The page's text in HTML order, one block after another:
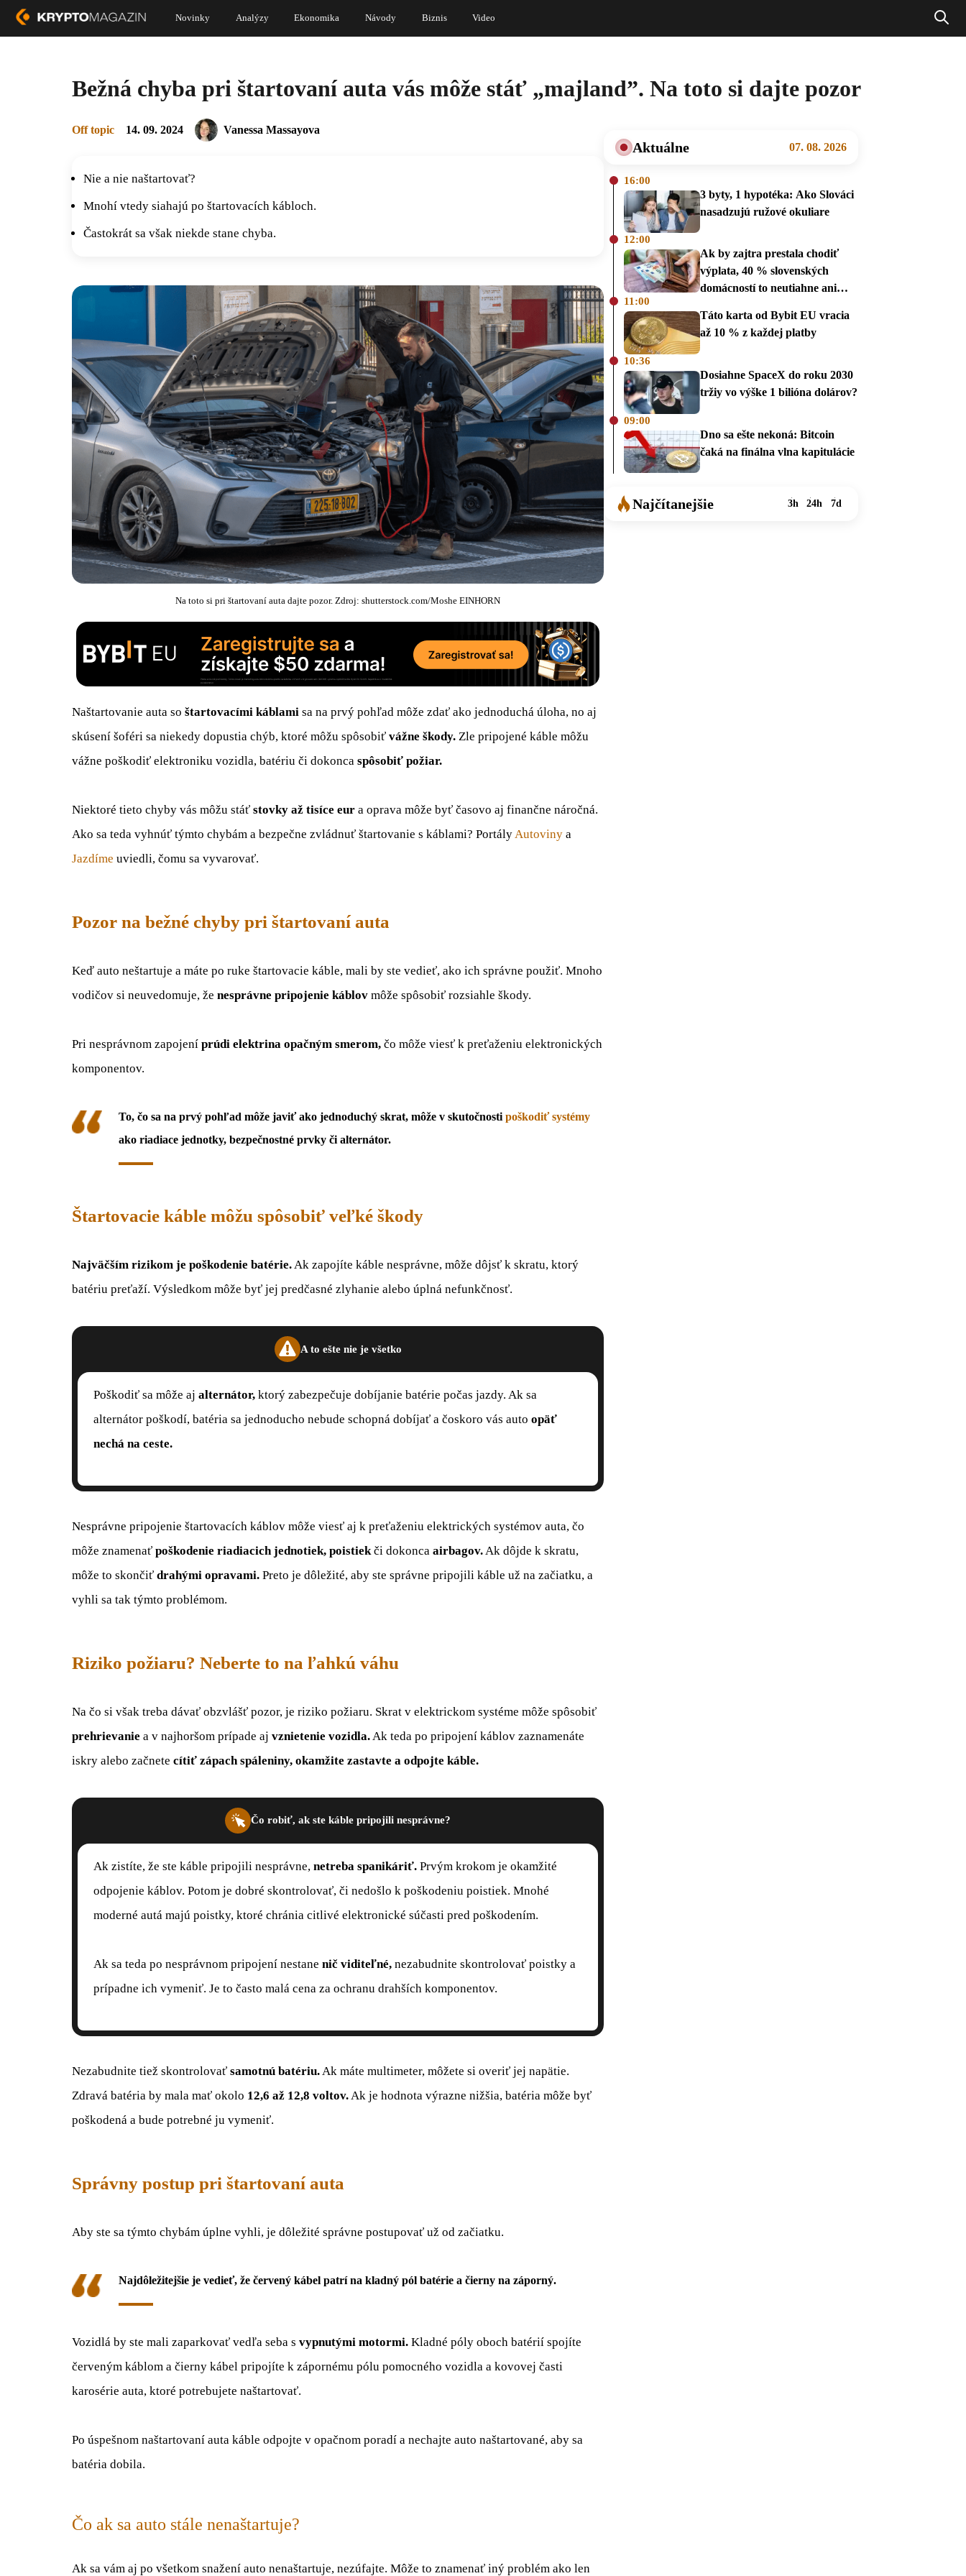
Novinky Analýzy Ekonomika Návody Biznis Video
Bežná chyba pri štartovaní auta vás môže stáť „majland”. Na toto si dajte pozor
Off topic 14. 09. 2024 Vanessa Massayova
Nie a nie naštartovať?
Mnohí vtedy siahajú po štartovacích kábloch.
Častokrát sa však niekde stane chyba.
Na toto si pri štartovaní auta dajte pozor. Zdroj: shutterstock.com/Moshe EINHORN
Naštartovanie auta so štartovacími káblami sa na prvý pohľad môže zdať ako jednoduchá úloha, no aj
skúsení šoféri sa niekedy dopustia chýb, ktoré môžu spôsobiť vážne škody. Zle pripojené káble môžu
vážne poškodiť elektroniku vozidla, batériu či dokonca spôsobiť požiar.
Niektoré tieto chyby vás môžu stáť stovky až tisíce eur a oprava môže byť časovo aj finančne náročná.
Ako sa teda vyhnúť týmto chybám a bezpečne zvládnuť štartovanie s káblami? PortályAutoviny a
Jazdíme uviedli, čomu sa vyvarovať.
Pozor na bežné chyby pri štartovaní auta
Keď auto neštartuje a máte po ruke štartovacie káble, mali by ste vedieť, ako ich správne použiť. Mnoho
vodičov si neuvedomuje, že nesprávne pripojenie káblov môže spôsobiť rozsiahle škody.
Pri nesprávnom zapojení prúdi elektrina opačným smerom, čo môže viesť k preťaženiu elektronických
komponentov.
To, čo sa na prvý pohľad môže javiť ako jednoduchý skrat, môže v skutočnosti poškodiť systémy
ako riadiace jednotky, bezpečnostné prvky či alternátor.
Štartovacie káble môžu spôsobiť veľké škody
Najväčším rizikom je poškodenie batérie.Ak zapojíte káble nesprávne, môže dôjsť k skratu, ktorý
batériu preťaží. Výsledkom môže byť jej predčasné zlyhanie alebo úplná nefunkčnosť.
A to ešte nie je všetko
Poškodiť sa môže aj alternátor, ktorý zabezpečuje dobíjanie batérie počas jazdy. Ak sa
alternátor poškodí, batéria sa jednoducho nebude schopná dobíjať a čoskoro vás auto opäť
nechá na ceste.
Nesprávne pripojenie štartovacích káblov môže viesť aj k preťaženiu elektrických systémov auta, čo
môže znamenať poškodenie riadiacich jednotiek, poistiekči dokonca airbagov.Ak dôjde k skratu,
môže to skončiť drahými opravami. Preto je dôležité, aby ste správne pripojili káble už na začiatku, a
vyhli sa tak týmto problémom.
Riziko požiaru? Neberte to na ľahkú váhu
Na čo si však treba dávať obzvlášť pozor, je riziko požiaru. Skrat v elektrickom systéme môže spôsobiť
prehrievanie a v najhoršom prípade aj vznietenie vozidla.Ak teda po pripojení káblov zaznamenáte
iskry alebo začnete cítiť zápach spáleniny, okamžite zastavte a odpojte káble.
Čo robiť, ak ste káble pripojili nesprávne?
Ak zistíte, že ste káble pripojili nesprávne, netreba spanikáriť. Prvým krokom je okamžité
odpojenie káblov. Potom je dobré skontrolovať, či nedošlo k poškodeniu poistiek. Mnohé
moderné autá majú poistky, ktoré chránia citlivé elektronické súčasti pred poškodením.
Ak sa teda po nesprávnom pripojení nestane nič viditeľné, nezabudnite skontrolovať poistky a
prípadne ich vymeniť. Je to často malá cena za ochranu drahších komponentov.
Nezabudnite tiež skontrolovať samotnú batériu.Ak máte multimeter, môžete si overiť jej napätie.
Zdravá batéria by mala mať okolo 12,6 až 12,8 voltov.Ak je hodnota výrazne nižšia, batéria môže byť
poškodená a bude potrebné ju vymeniť.
Správny postup pri štartovaní auta
Aby ste sa týmto chybám úplne vyhli, je dôležité správne postupovať už od začiatku.
Najdôležitejšie je vedieť, že červený kábel patrí na kladný pól batérie a čierny na záporný.
Vozidlá by ste mali zaparkovať vedľa seba s vypnutými motormi. Kladné póly oboch batérií spojíte
červeným káblom a čierny kábel pripojíte k zápornému pólu pomocného vozidla a kovovej časti
karosérie auta, ktoré potrebujete naštartovať.
Po úspešnom naštartovaní auta káble odpojte v opačnom poradí a nechajte auto naštartované, aby sa
batéria dobila.
Čo ak sa auto stále nenaštartuje?
Ak sa vám aj po všetkom snažení auto nenaštartuje, nezúfajte. Môže to znamenať iný problém ako len
Aktuálne 07. 08. 2026
16:00
3 byty, 1 hypotéka: Ako Slováci
nasadzujú ružové okuliare
12:00
Ak by zajtra prestala chodiť
výplata, 40 % slovenských
domácností to neutiahne ani
11:00
Táto karta od Bybit EU vracia
až 10 % z každej platby
10:36
Dosiahne SpaceX do roku 2030
tržiy vo výške 1 bilióna dolárov?
09:00
Dno sa ešte nekoná: Bitcoin
čaká na finálna vlna kapitulácie
Najčítanejšie 3h 24h 7d